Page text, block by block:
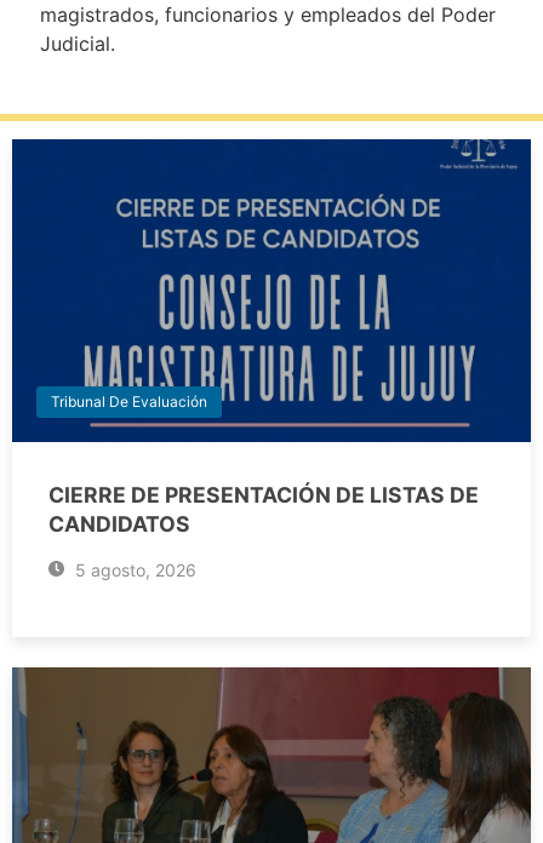
magistrados, funcionarios y empleados del Poder
Judicial.
Tribunal De Evaluación
CIERRE DE PRESENTACIÓN DE LISTAS DE
CANDIDATOS
5 agosto, 2026